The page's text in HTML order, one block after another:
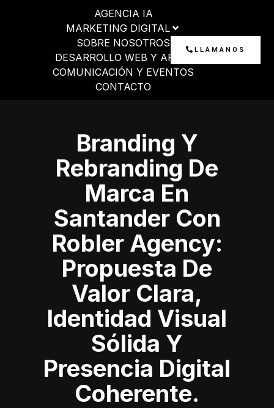
AGENCIA IA
MARKETING DIGITAL
SOBRE NOSOTROS
DESARROLLO WEB Y APP
COMUNICACIÓN Y EVENTOS
CONTACTO
LLÁMANOS
Branding Y
Rebranding De
Marca En
Santander Con
Robler Agency:
Propuesta De
Valor Clara,
Identidad Visual
Sólida Y
Presencia Digital
Coherente.